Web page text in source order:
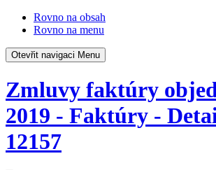
Rovno na obsah
Rovno na menu
Otevřit navigaci Menu
Zmluvy faktúry
2019 - Faktúry -
12157